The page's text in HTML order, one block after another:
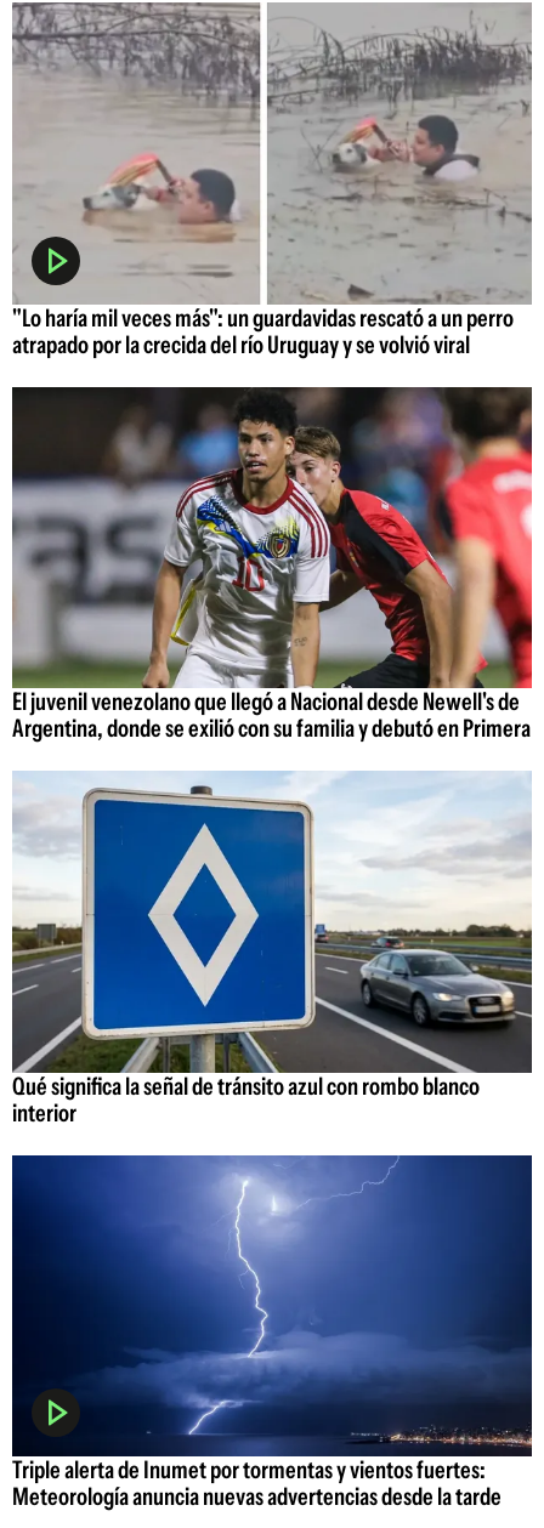
"Lo haría mil veces más": un guardavidas rescató a un perro
atrapado por la crecida del río Uruguay y se volvió viral
El juvenil venezolano que llegó a Nacional desde Newell's de
Argentina, donde se exilió con su familia y debutó en Primera
Qué significa la señal de tránsito azul con rombo blanco
interior
Triple alerta de Inumet por tormentas y vientos fuertes:
Meteorología anuncia nuevas advertencias desde la tarde